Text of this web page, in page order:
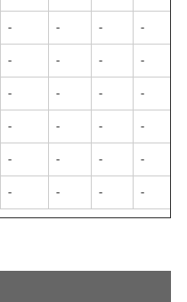
- - - -
- - - -
- - - -
- - - -
- - - -
- - - -